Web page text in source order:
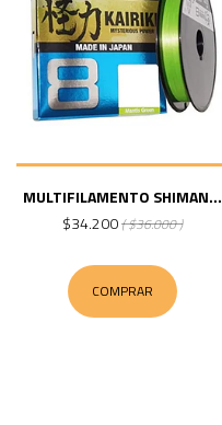
MULTIFILAMENTO SHIMAN...
$34.200( $36.000 )
COMPRAR